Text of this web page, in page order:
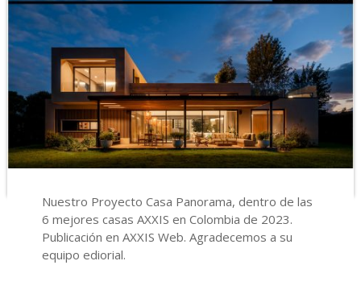
Nuestro Proyecto Casa Panorama, dentro de las
6 mejores casas AXXIS en Colombia de 2023.
Publicación en AXXIS Web. Agradecemos a su
equipo ediorial.